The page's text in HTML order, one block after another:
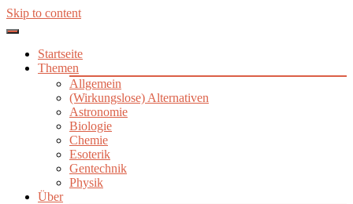
Skip to content
Startseite
Themen
Allgemein
(Wirkungslose) Alternativen
Astronomie
Biologie
Chemie
Esoterik
Gentechnik
Physik
Über